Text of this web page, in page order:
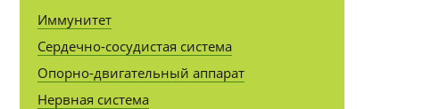
Иммунитет
Сердечно-сосудистая система
Опорно-двигательный аппарат
Нервная система